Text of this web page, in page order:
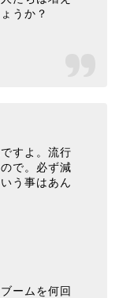
うか？
すよ。流行
で。必ず減
う事はあん
ームを何回